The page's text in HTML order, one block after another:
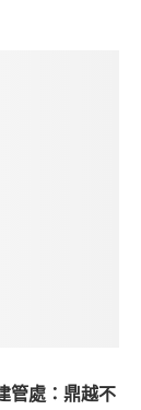
管處：鼎越不